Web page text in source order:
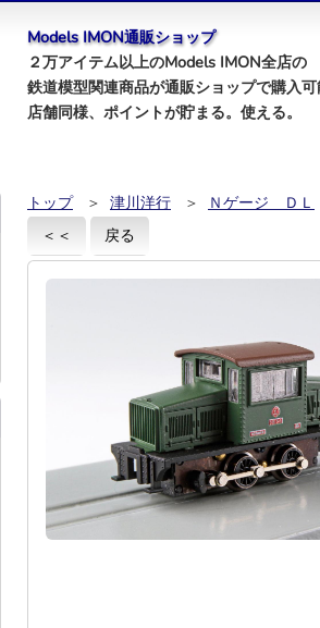
Models IMON通販ショップ
２万アイテム以上のModels IMON全店の
鉄道模型関連商品が通販ショップで購入可
店舗同様、ポイントが貯まる。使える。
トップ ＞ 津川洋行 ＞ Ｎゲージ ＤＬ
＜＜
戻る